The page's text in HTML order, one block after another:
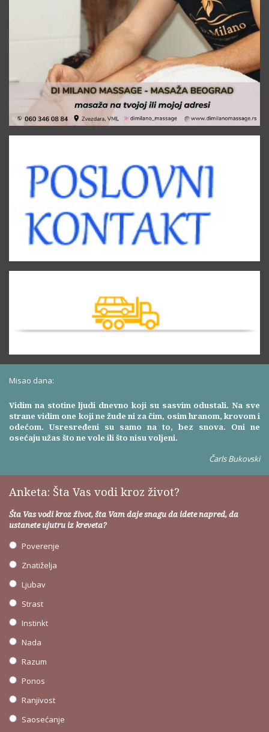
Misao dana:
Vidim na stotine ljudi dnevno koji su sasvim odustali. Na sve
strane vidim one koji ne žude ni za čim, osim hranom, krovom i
odećom. Usresređeni su samo na to, bez snova. Oni ne
osećaju užas što ne vole ili što nisu voljeni.
Čarls Bukovski
Anketa: Šta Vas vodi kroz život?
Šta Vas vodi kroz život, šta Vam daje snagu da idete napred, da
ustanete ujutru iz kreveta?
Poverenje
Znatiželja
Ljubav
Strast
Instinkt
Nada
Razum
Ponos
Ranjivost
Saosećanje